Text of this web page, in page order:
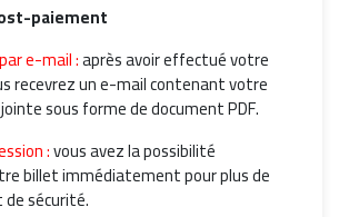
paiement
e-mail :après avoir effectué votre
recevrez un e-mail contenant votre
sous forme de document PDF.
:vous avez la possibilité
billet immédiatement pour plus de
sécurité.